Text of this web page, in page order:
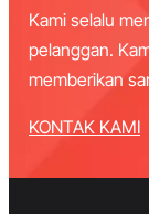
Kami selalu
pelanggan.
memberikan
KONTAK KAMI